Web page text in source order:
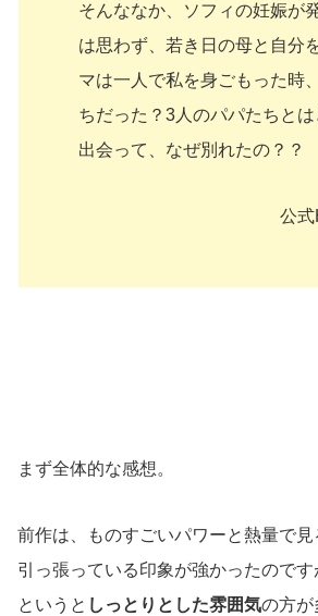
そんななか、ソフィの妊娠が
は思わず、若き日の母と自分
マは一人で私を身ごもった時
ちだった？3人のパパたちと
出会って、なぜ別れたの？？
公式
まず全体的な感想。
前作は、ものすごいパワーと熱量で
引っ張っている印象が強かったので
というと しっとりとした雰囲気の方が